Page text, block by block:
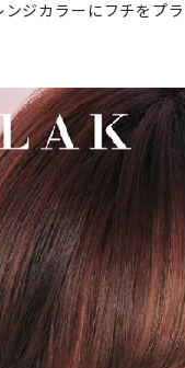
ンジカラーにフチをプ